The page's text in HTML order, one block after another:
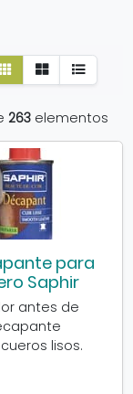
Ver
detallelistado
263 elementos
para
Saphir
antes de
lisos.